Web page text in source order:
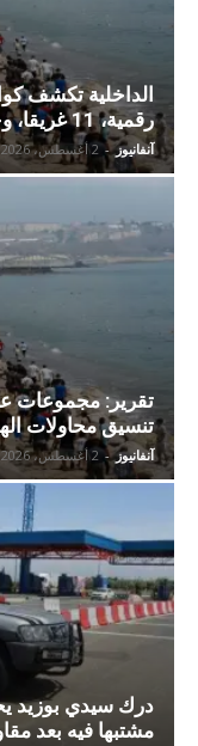
الداخلية تكشف
رقمية، 11 غريقا، وحصيلة رسمية لجهود الرصد
آنفانيوز - 2 أغسطس، 2026
تقرير: مجموعات
تنسيق محاولات
آنفانيوز - 2 أغسطس، 2026
درك سيدي بوزيد
مشتبها فيه بعد